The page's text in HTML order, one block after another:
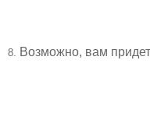
8. Возможно, вам